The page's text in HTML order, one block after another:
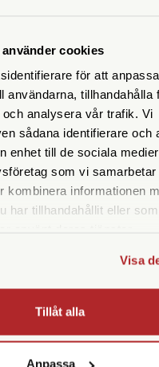
cookies
för att
användarna, tillhandahålla
analysera vår trafik. Vi
sådana identifierare och
enhet till de sociala
som vi samarbetar
kombinera informationen
har tillhandahållit eller
Visa
Tillåt alla
Anpassa
OK
KONTAKTA
08 55 60 60 50